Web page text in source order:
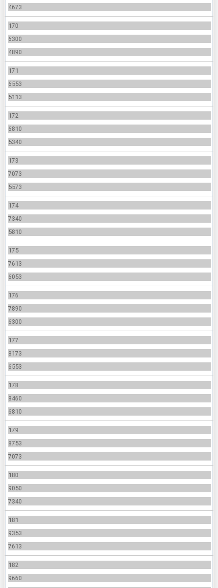
4673
170
6300
4890
171
6553
5113
172
6810
5340
173
7073
5573
174
7340
5810
175
7613
6053
176
7890
6300
177
8173
6553
178
8460
6810
179
8753
7073
180
9050
7340
181
9353
7613
182
9660